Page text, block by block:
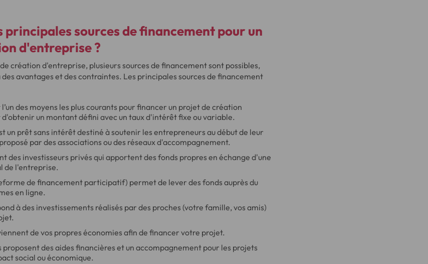
principales sources de financement pour un
d'entreprise ?
création d'entreprise, plusieurs sources de financement sont possibles,
avantages et des contraintes. Les principales sources de financement
l’un des moyens les plus courants pour financer un projet de création
un montant défini avec un taux d'intérêt fixe ou variable.
un prêt sans intérêt destiné à soutenir les entrepreneurs au début de leur
par des associations ou des réseaux d'accompagnement.
des investisseurs privés qui apportent des fonds propres en échange d'une
de l'entreprise.
de financement participatif) permet de lever des fonds auprès du
en ligne.
à des investissements réalisés par des proches (votre famille, vos amis)
de vos propres économies afin de financer votre projet.
des aides financières et un accompagnement pour les projets
social ou économique.